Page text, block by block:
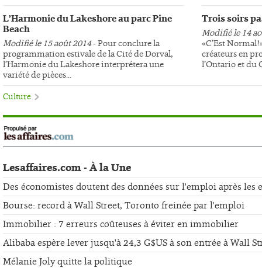
L’Harmonie du Lakeshore au parc Pine
Beach
Modifié le 15 août 2014- Pour conclure la
programmation estivale de la Cité de Dorval,
l’Harmonie du Lakeshore interprétera une
variété de pièces...
Trois soirs
Modifié le 14
«C’Est
créateurs en
l’Ontario et du
Culture
Lesaffaires.com - À la Une
Des économistes doutent des données sur l'emploi après
Bourse: record à Wall Street, Toronto freinée par l'emploi
Immobilier : 7 erreurs coûteuses à éviter en immobilier
Alibaba espère lever jusqu'à 24,3 G$US à son entrée à Wall
Mélanie Joly quitte la politique